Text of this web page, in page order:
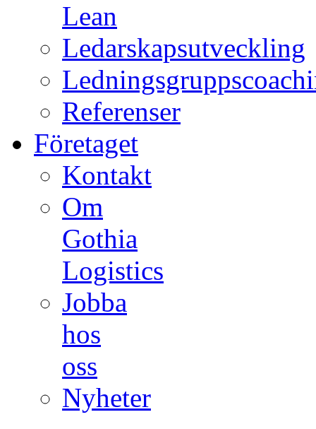
Lean
Ledarskapsutveckling
Referenser
Företaget
Kontakt
Om
Gothia
Logistics
Jobba
hos
oss
Nyheter